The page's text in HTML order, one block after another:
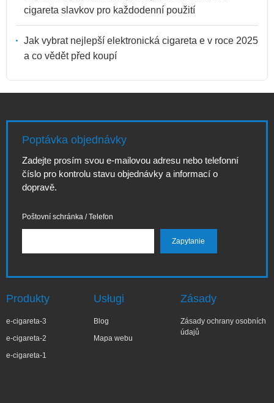
cigareta slavkov pro každodenní použití
Jak vybrat nejlepší elektronická cigareta e v roce 2025
a co vědět před koupí
Poptávka objednávky
Zadejte prosím svou e-mailovou adresu nebo telefonní
číslo pro kontrolu stavu objednávky a informací o
dopravě.
Poštovní schránka / Telefon
Produkty
e-cigareta-3
e-cigareta-2
e-cigareta-1
Usługi
Blog
Mapa webu
Zásady
Zásady ochrany osobních
údajů